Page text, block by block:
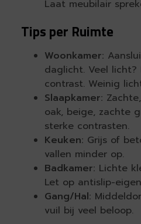
Laat meubilair
Tips per Ruimte
Woonkamer:
daglicht. Veel licht?
contrast. Weinig
Slaapkamer:
oak, beige, zachte
sterke contrasten.
Keuken: Grijs of
vallen minder op.
Badkamer: Lichte
Let op antislip-
Gang/Hal:
vuil bij veel beloop.